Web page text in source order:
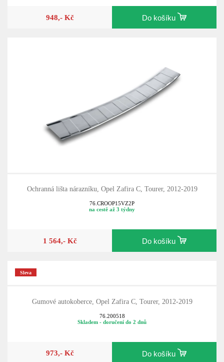
948,- Kč Do košíku
Ochranná lišta nárazníku, Opel Zafira C, Tourer, 2012-2019
76.CROOP15VZ2P
na cestě až 3 týdny
1 564,- Kč Do košíku
Sleva
Gumové autokoberce, Opel Zafira C, Tourer, 2012-2019
76.200518
Skladem - doručení do 2 dnů
973,- Kč Do košíku